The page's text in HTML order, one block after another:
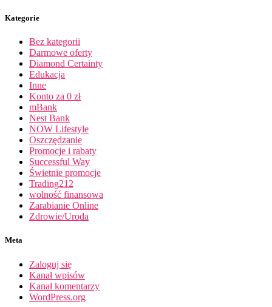
Kategorie
Bez kategorii
Darmowe oferty
Diamond Certainty
Edukacja
Inne
Konto za 0 zł
mBank
Nest Bank
NOW Lifestyle
Oszczędzanie
Promocje i rabaty
Successful Way
Świetnie promocje
Trading212
wolność finansowa
Zarabianie Online
Zdrowie/Uroda
Meta
Zaloguj się
Kanał wpisów
Kanał komentarzy
WordPress.org